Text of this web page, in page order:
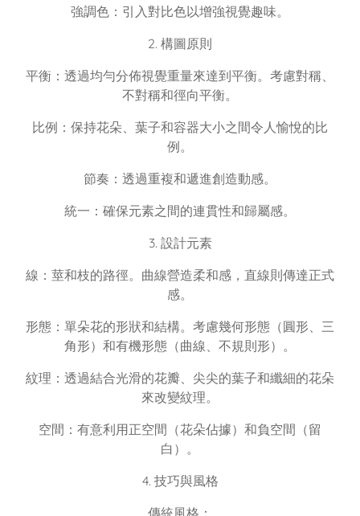
強調色：引入對比色以增強視覺趣味。
2. 構圖原則
平衡：透過均勻分佈視覺重量來達到平衡。考慮對稱、
不對稱和徑向平衡。
比例：保持花朵、葉子和容器大小之間令人愉悅的比
例。
節奏：透過重複和遞進創造動感。
統一：確保元素之間的連貫性和歸屬感。
3. 設計元素
線：莖和枝的路徑。曲線營造柔和感，直線則傳達正式
感。
形態：單朵花的形狀和結構。考慮幾何形態（圓形、三
角形）和有機形態（曲線、不規則形）。
紋理：透過結合光滑的花瓣、尖尖的葉子和纖細的花朵
來改變紋理。
空間：有意利用正空間（花朵佔據）和負空間（留
白）。
4. 技巧與風格
傳統風格：